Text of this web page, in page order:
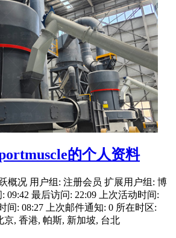
的个人资料
概况 用户组: 注册会员 扩展用户组: 博
09:42 最后访问: 22:09 上次活动时间:
间: 08:27 上次邮件通知: 0 所在时区:
京, 香港, 帕斯, 新加坡, 台北